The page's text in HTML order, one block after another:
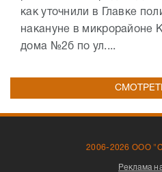
как уточнили в Главке
накануне в микрорайоне
дома №2б по ул....
2006-2026 ООО
Реклама